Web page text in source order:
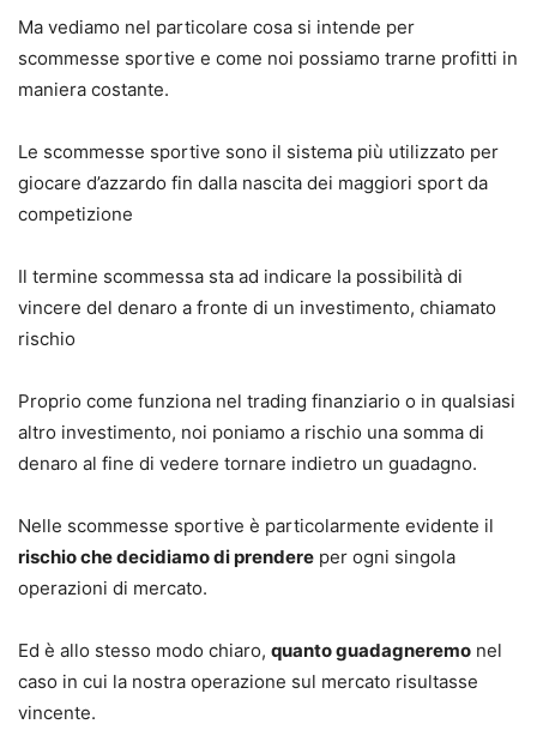
Ma vediamo nel particolare cosa si intende per
scommesse sportive e come noi possiamo trarne profitti in
maniera costante.
Le scommesse sportive sono il sistema più utilizzato per
giocare d’azzardo fin dalla nascita dei maggiori sport da
competizione
Il termine scommessa sta ad indicare la possibilità di
vincere del denaro a fronte di un investimento, chiamato
rischio
Proprio come funziona nel trading finanziario o in qualsiasi
altro investimento, noi poniamo a rischio una somma di
denaro al fine di vedere tornare indietro un guadagno.
Nelle scommesse sportive è particolarmente evidente il
rischio che decidiamo di prendere per ogni singola
operazioni di mercato.
Ed è allo stesso modo chiaro, quanto guadagneremo nel
caso in cui la nostra operazione sul mercato risultasse
vincente.